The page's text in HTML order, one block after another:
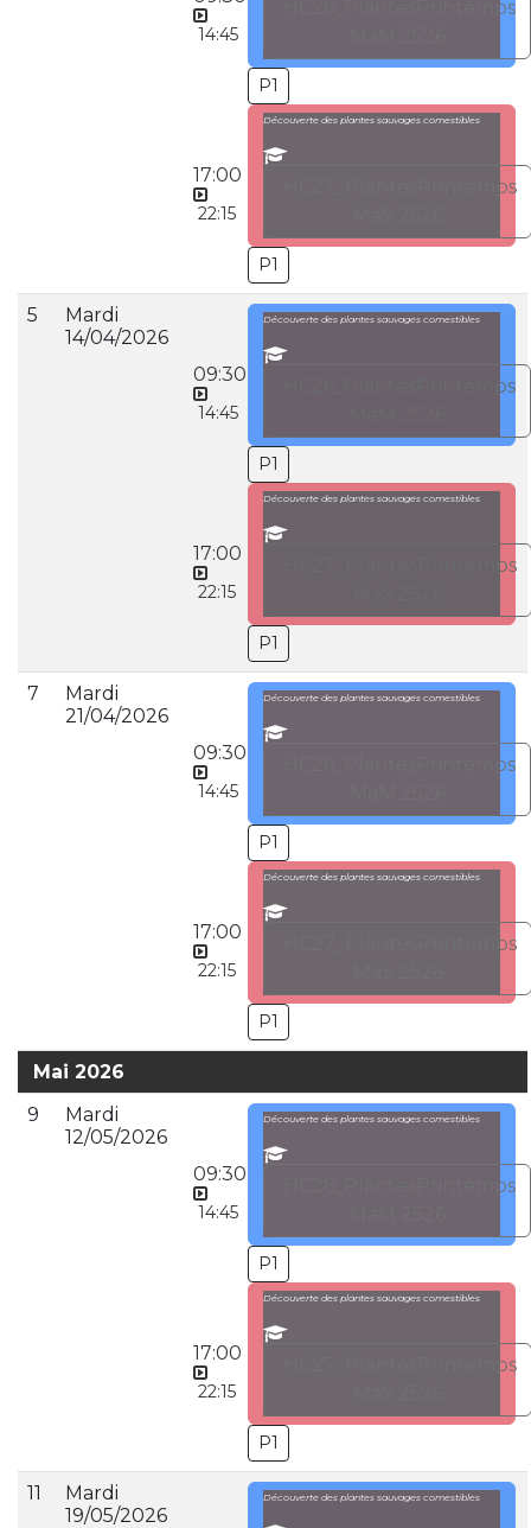
14:45
HC26_PlantesPrintemps
P1
17:00
22:15
Découverte des plantes sauvages comestibles
HC27_PlantesPrintemps
P1
5
Mardi
14/04/2026
09:30
14:45
Découverte des plantes sauvages comestibles
HC26_PlantesPrintemps
P1
17:00
22:15
Découverte des plantes sauvages comestibles
HC27_PlantesPrintemps
P1
7
Mardi
21/04/2026
09:30
14:45
Découverte des plantes sauvages comestibles
HC26_PlantesPrintemps
P1
17:00
22:15
Découverte des plantes sauvages comestibles
HC27_PlantesPrintemps
P1
Mai 2026
9
Mardi
12/05/2026
09:30
14:45
Découverte des plantes sauvages comestibles
HC26_PlantesPrintemps
P1
17:00
22:15
Découverte des plantes sauvages comestibles
HC27_PlantesPrintemps
P1
11
Mardi
19/05/2026
Découverte des plantes sauvages comestibles